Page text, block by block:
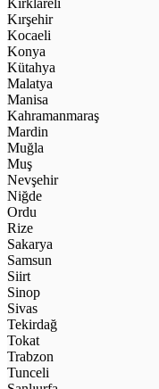
Kırklareli
Kırşehir
Kocaeli
Konya
Kütahya
Malatya
Manisa
Kahramanmaraş
Mardin
Muğla
Muş
Nevşehir
Niğde
Ordu
Rize
Sakarya
Samsun
Siirt
Sinop
Sivas
Tekirdağ
Tokat
Trabzon
Tunceli